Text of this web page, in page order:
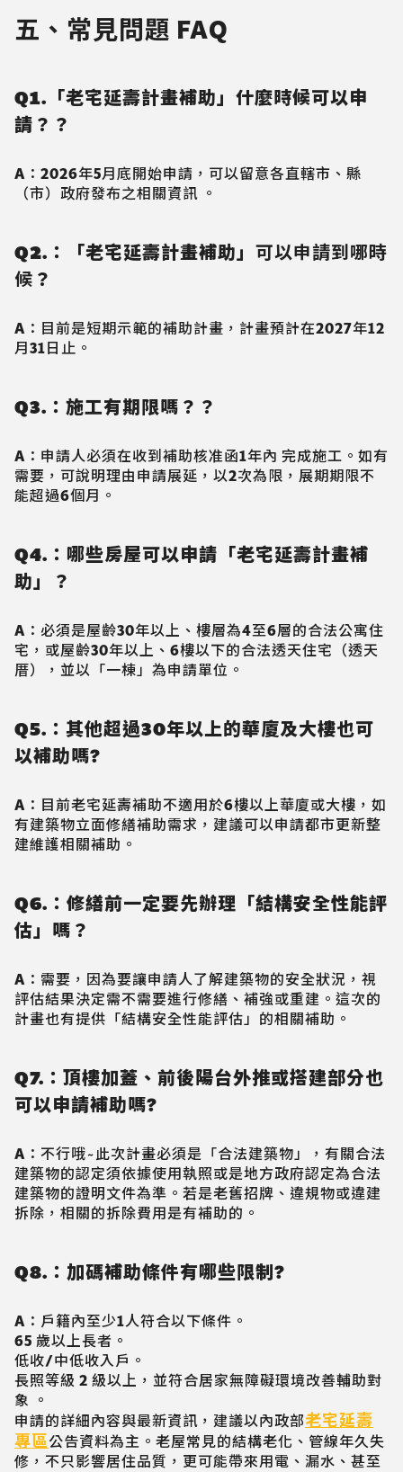
五、常見問題 FAQ
Q1.「老宅延壽計畫補助」什麼時候可以申
請？？
A：2026年5月底開始申請，可以留意各直轄市、縣
（市）政府發布之相關資訊 。
Q2.：「老宅延壽計畫補助」 可以申請到哪時
候 ？
A：目前是短期示範的補助計畫，計畫預計在2027年12
月31日止。
Q3.：施工有期限嗎？？
A：申請人必須在收到補助核准函1年內 完成施工。如有
需要，可說明理由申請展延，以2次為限，展期期限不
能超過6個月。
Q4.：哪些房屋可以申請「老宅延壽計畫補
助」？
A：必須是屋齡30年以上、樓層為4至6層的合法公寓住
宅，或屋齡30年以上、6樓以下的合法透天住宅（透天
厝），並以「一棟」為申請單位。
Q5.：其他超過30年以上的華廈及大樓也可
以補助嗎?
A：目前老宅延壽補助不適用於6樓以上華廈或大樓，如
有建築物立面修繕補助需求，建議可以申請都市更新整
建維護相關補助。
Q6.：修繕前一定要先辦理「結構安全性能評
估」嗎？
A：需要，因為要讓申請人了解建築物的安全狀況，視
評估結果決定需不需要進行修繕、補強或重建。這次的
計畫也有提供「結構安全性能評估」的相關補助。
Q7.：頂樓加蓋、前後陽台外推或搭建部分也
可以申請補助嗎?
A：不行哦~此次計畫必須是「合法建築物」，有關合法
建築物的認定須依據使用執照或是地方政府認定為合法
建築物的證明文件為準。若是老舊招牌、違規物或違建
拆除，相關的拆除費用是有補助的。
Q8.：加碼補助條件有哪些限制?
A：戶籍內至少1人符合以下條件。
65 歲以上長者。
低收/中低收入戶。
長照等級 2 級以上，並符合居家無障礙環境改善輔助對
象 。
申請的詳細內容與最新資訊，建議以內政部老宅延壽
專區公告資料為主。老屋常見的結構老化、管線年久失
修，不只影響居住品質，更可能帶來用電、漏水、甚至